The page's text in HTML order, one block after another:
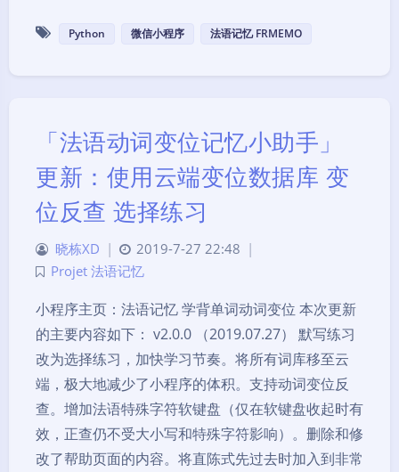
Python 微信小程序 法语记忆 FRMEMO
「法语动词变位记忆小助手」
更新：使用云端变位数据库 变
位反查 选择练习
晓栋XD | 2019-7-27 22:48 |
Projet 法语记忆
小程序主页：法语记忆 学背单词动词变位 本次更新
的主要内容如下： v2.0.0 （2019.07.27） 默写练习
改为选择练习，加快学习节奏。将所有词库移至云
端，极大地减少了小程序的体积。支持动词变位反
查。增加法语特殊字符软键盘（仅在软键盘收起时有
效，正查仍不受大小写和特殊字符影响）。删除和修
改了帮助页面的内容。将直陈式先过去时加入到非常